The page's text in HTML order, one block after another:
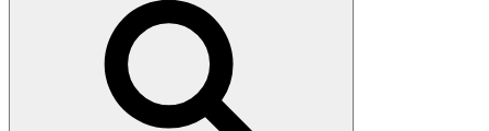
Blauhaarfrisur
Teil